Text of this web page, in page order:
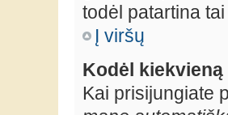
todėl patartina
Į viršų
Kodėl
Kai prisijungiate